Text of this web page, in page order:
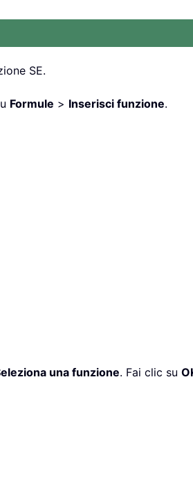
SE.
Formule > Inserisci funzione.
una funzione. Fai clic su